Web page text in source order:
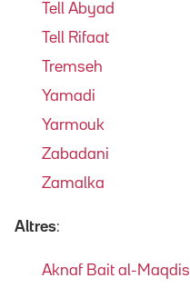
Tell Abyad
Tell Rifaat
Tremseh
Yamadi
Yarmouk
Zabadani
Zamalka
Altres:
Aknaf Bait al-Maqdis